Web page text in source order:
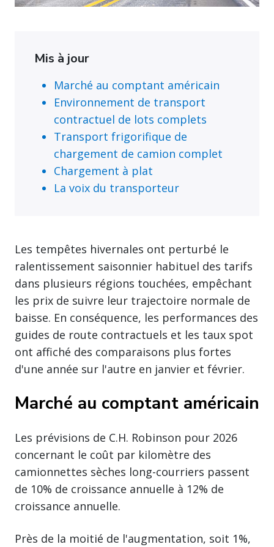
Mis à jour
Marché au comptant américain
Environnement de transport
contractuel de lots complets
Transport frigorifique de
chargement de camion complet
Chargement à plat
La voix du transporteur
Les tempêtes hivernales ont perturbé le
ralentissement saisonnier habituel des tarifs
dans plusieurs régions touchées, empêchant
les prix de suivre leur trajectoire normale de
baisse. En conséquence, les performances des
guides de route contractuels et les taux spot
ont affiché des comparaisons plus fortes
d'une année sur l'autre en janvier et février.
Marché au comptant américain
Les prévisions de C.H. Robinson pour 2026
concernant le coût par kilomètre des
camionnettes sèches long-courriers passent
de 10% de croissance annuelle à 12% de
croissance annuelle.
Près de la moitié de l'augmentation, soit 1%,